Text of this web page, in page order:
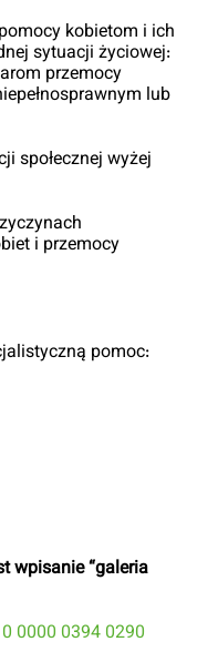
kobietom i ich
sytuacji życiowej:
przemocy
lub
społecznej wyżej
i przemocy
pomoc:
wpisanie “galeria
0000 0394 0290